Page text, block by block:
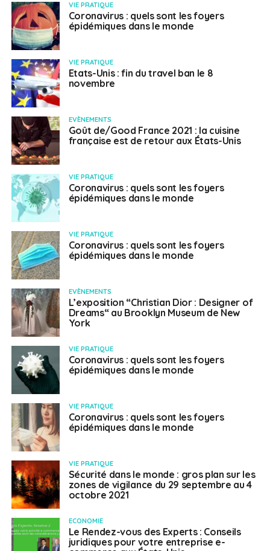
VIE PRATIQUE
Coronavirus : quels sont les foyers
épidémiques dans le monde
VIE PRATIQUE
Etats-Unis : fin du travel ban le 8
novembre
EVÈNEMENTS
Goût de/Good France 2021 : la cuisine
française est de retour aux États-Unis
VIE PRATIQUE
Coronavirus : quels sont les foyers
épidémiques dans le monde
VIE PRATIQUE
Coronavirus : quels sont les foyers
épidémiques dans le monde
EVÈNEMENTS
L’exposition “Christian Dior : Designer of
Dreams“ au Brooklyn Museum de New
York
VIE PRATIQUE
Coronavirus : quels sont les foyers
épidémiques dans le monde
VIE PRATIQUE
Coronavirus : quels sont les foyers
épidémiques dans le monde
VIE PRATIQUE
Sécurité dans le monde : gros plan sur les
zones de vigilance du 29 septembre au 4
octobre 2021
ECONOMIE
Le Rendez-vous des Experts : Conseils
juridiques pour votre entreprise e-